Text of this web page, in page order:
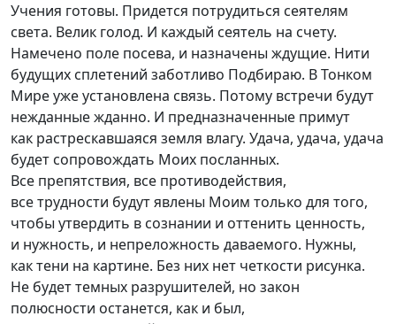
Учения готовы. Придется потрудиться сеятелям
света. Велик голод. И каждый сеятель на счету.
Намечено поле посева, и назначены ждущие. Нити
будущих сплетений заботливо Подбираю. В Тонком
Мире уже установлена связь. Потому встречи будут
нежданные жданно. И предназначенные примут
как растрескавшаяся земля влагу. Удача, удача, удача
будет сопровождать Моих посланных.
Все препятствия, все противодействия,
все трудности будут явлены Моим только для того,
чтобы утвердить в сознании и оттенить ценность,
и нужность, и непреложность даваемого. Нужны,
как тени на картине. Без них нет четкости рисунка.
Не будет темных разрушителей, но закон
полюсности останется, как и был,